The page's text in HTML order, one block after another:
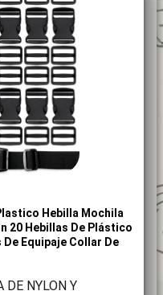
Hebilla Mochila
20 Hebillas De Plástico
Equipaje Collar De
DE NYLON Y